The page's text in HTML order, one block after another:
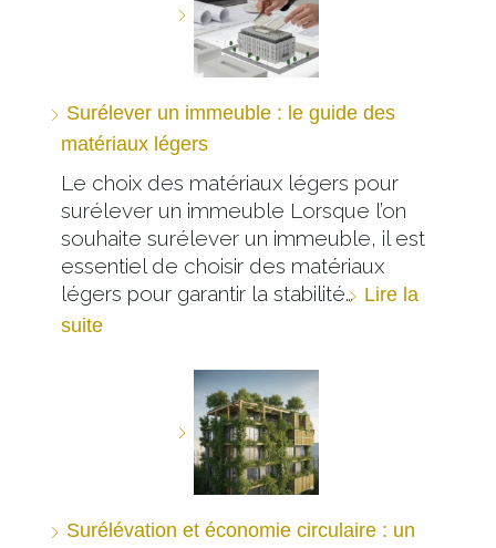
Surélever un immeuble : le guide des
matériaux légers
Le choix des matériaux légers pour
surélever un immeuble Lorsque l’on
souhaite surélever un immeuble, il est
essentiel de choisir des matériaux
légers pour garantir la stabilité… Lire la
suite
Surélévation et économie circulaire : un